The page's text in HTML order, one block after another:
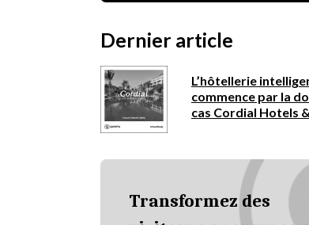
Dernier article
L’hôtellerie
commence par la
cas Cordial Hotels
Transformez des